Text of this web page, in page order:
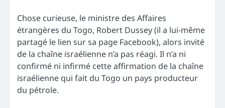
Chose curieuse, le ministre des Affaires
étrangères du Togo, Robert Dussey (il a lui-même
partagé le lien sur sa page Facebook), alors invité
de la chaîne israélienne n’a pas réagi. Il n’a ni
confirmé ni infirmé cette affirmation de la chaîne
israélienne qui fait du Togo un pays producteur
du pétrole.